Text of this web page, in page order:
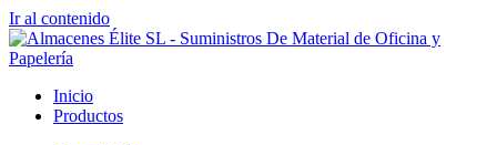
Ir al contenido
Inicio
Productos